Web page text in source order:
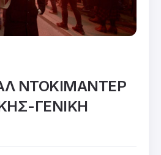
ΝΤΟΚΙΜΑΝΤΕΡ
ΓΕΝΙΚΗ